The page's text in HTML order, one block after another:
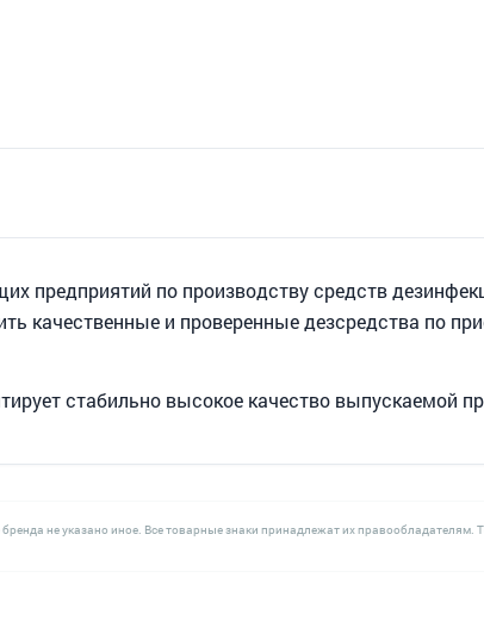
предприятий по производству средств
качественные и проверенные дезсредства по
стабильно высокое качество выпускаемой
не указано иное. Все товарные знаки принадлежат их правообладателям.